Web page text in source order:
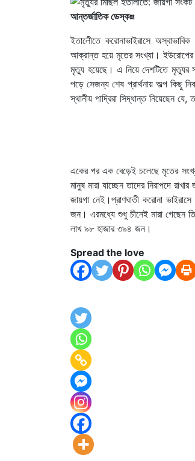
আন্তর্জাতিক ডেস্কঃঃ
ইতালীেতে করোনাভাইরাসে
আক্রান্ত হয়ে মৃতের সংখ্যা।
মৃত্যু হয়েছে। এ নিয়ে দেশটিতে মৃত্যুর
পড়ে সেজন্য শেষ প্রার্থনায় অল্প কিছু
স্থানীয় পাদ্রিরা সিদ্ধান্ত নিয়েছেন
একের পর এক বেড়েই চলেছে মৃতের
মানুষ মারা যাচ্ছেন তাদের নিরাপদে
জায়গা নেই।প্রাণঘাতী করোনা
জন। এরমধ্যে শুধু চীনেই মারা গেছেন
লাখ ৯৮ হাজার ৩৯৪ জন।
Spread the love